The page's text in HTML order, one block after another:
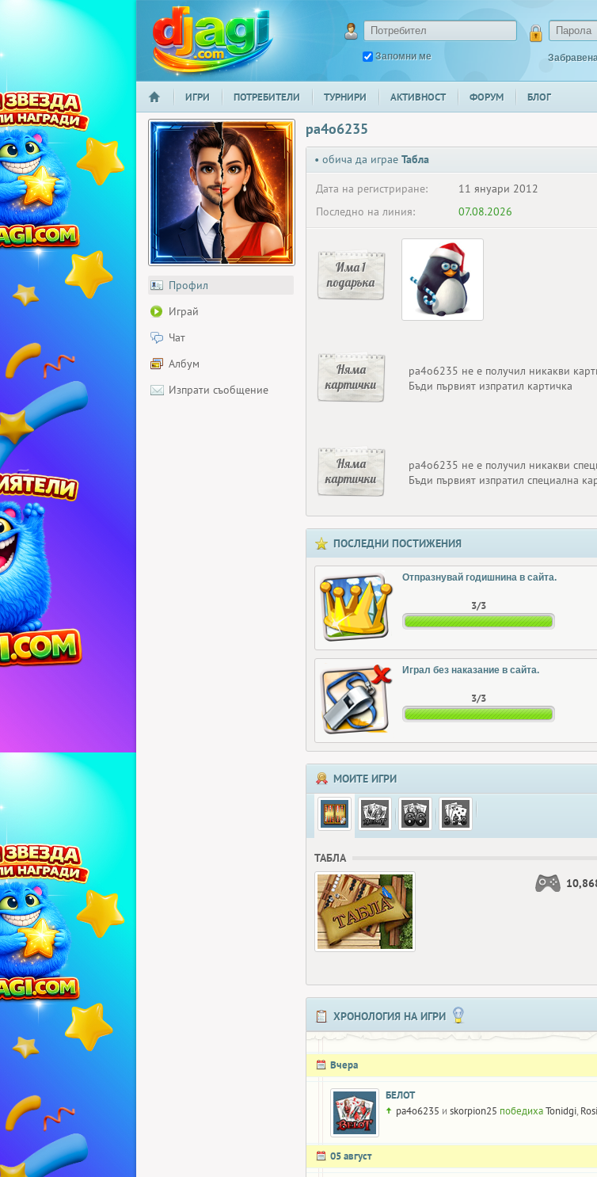
djagi.com
Запомни ме
НАЧАЛО
ИГРИ ПОТРЕБИТЕЛИ ТУРНИРИ АКТИВНОСТ ФОРУМ БЛОГ
Профил
Играй
Чат
Албум
Изпрати съобщение
pa4o6235
• обича да играе Табла
Дата на регистриране:
11 януари 2012
Последно на линия:
07.08.2026
Има 1
подаръка
Няма
картички
pa4o6235 не е получил никакви
Бъди първият изпратил картичка
Няма
картички
pa4o6235 не е получил никакви
Бъди първият изпратил специална
ПОСЛЕДНИ ПОСТИЖЕНИЯ
Отпразнувай годишнина в сайта.
3/3
Играл без наказание в сайта.
3/3
МОИТЕ ИГРИ
ТАБЛА
ХРОНОЛОГИЯ НА ИГРИ
Вчера
БЕЛОТ
pa4o6235 и skorpion25 победихаTonidgi,
05 август